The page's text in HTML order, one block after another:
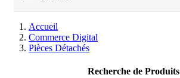
Accueil
Commerce Digital
Pièces Détachés
Recherche de Produits